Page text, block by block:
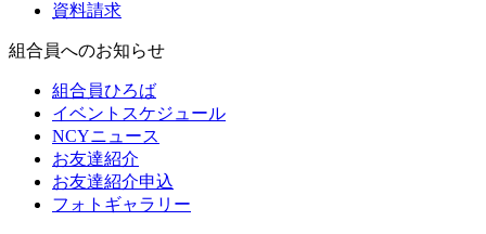
資料請求
組合員へのお知らせ
組合員ひろば
イベントスケジュール
NCYニュース
お友達紹介
お友達紹介申込
フォトギャラリー